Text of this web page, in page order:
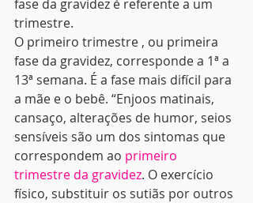
fase da gravidez é referente a um
trimestre.
O primeiro trimestre , ou primeira
fase da gravidez, corresponde a 1ª a
13ª semana. É a fase mais difícil para
a mãe e o bebê. “Enjoos matinais,
cansaço, alterações de humor, seios
sensíveis são um dos sintomas que
correspondem ao primeiro
trimestre da gravidez. O exercício
físico, substituir os sutiãs por outros